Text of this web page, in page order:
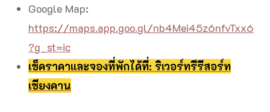
Google Map:
https://maps.app.goo.gl/nb4Mei45z6nfvTxx6
?g_st=ic
เช็คราคาและจองที่พักได้ที่: ริเวอร์ทรีรีสอร์ท
เชียงคาน